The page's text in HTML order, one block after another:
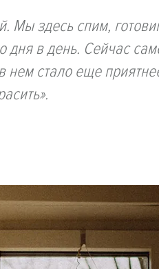
Мы здесь спим,
дня в день. Сейчас
нем стало еще